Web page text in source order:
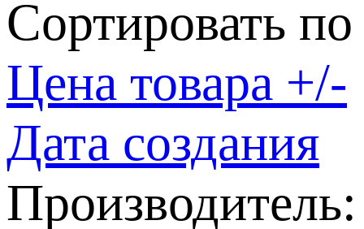
Сортировать по
Цена товара +/-
Дата создания
Производитель: